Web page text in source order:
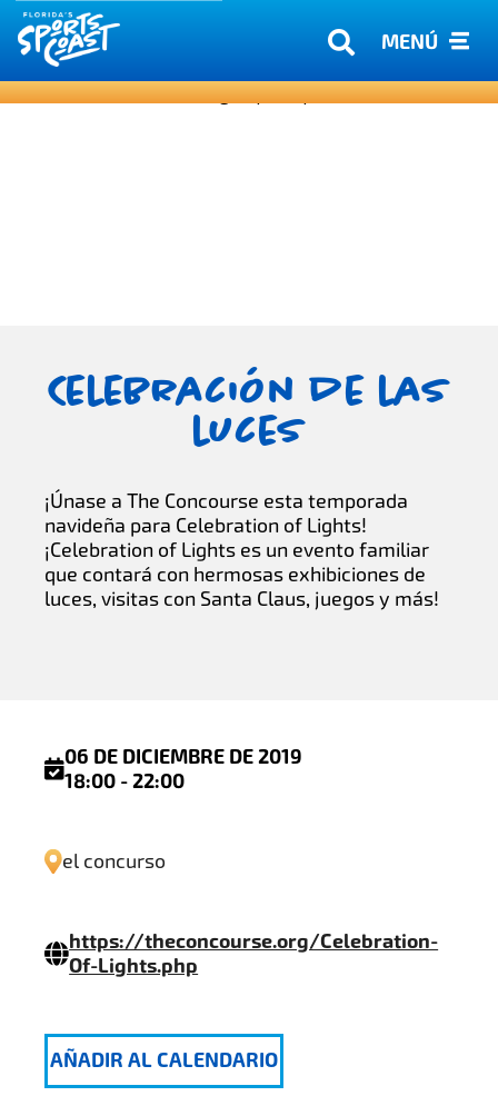
MENÚ
Celebración de las
luces
¡Únase a The Concourse esta temporada
navideña para Celebration of Lights!
¡Celebration of Lights es un evento familiar
que contará con hermosas exhibiciones de
luces, visitas con Santa Claus, juegos y más!
06 DE DICIEMBRE DE 2019
18:00 - 22:00
el concurso
https://theconcourse.org/Celebration-
Of-Lights.php
AÑADIR AL CALENDARIO